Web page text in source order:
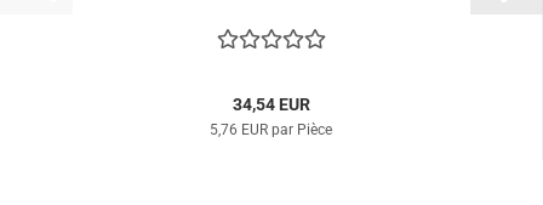
34,54 EUR
5,76 EUR par Pièce